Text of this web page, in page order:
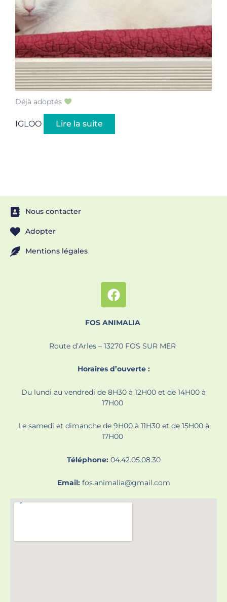
Déjà adoptés
IGLOO Lire la suite
Nous contacter
Adopter
Mentions légales
FOS ANIMALIA
Route d’Arles – 13270 FOS SUR MER
Horaires d’ouverte :
Du lundi au vendredi de 8H30 à 12H00 et de 14H00 à
17H00
Le samedi et dimanche de 9H00 à 11H30 et de 15H00 à
17H00
Téléphone:04.42.05.08.30
Email: fos.animalia@gmail.com